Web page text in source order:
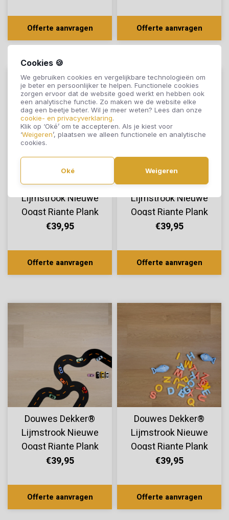
Cookies 🍪
We gebruiken cookies en vergelijkbare technologieën om
je beter en persoonlijker te helpen. Functionele cookies
zorgen ervoor dat de website goed werkt en hebben ook
een analytische functie. Zo maken we de website elke
dag een beetje beter. Wil je meer weten? Lees dan onze
cookie- en privacyverklaring.
Klik op ‘Oké’ om te accepteren. Als je kiest voor
‘Weigeren’, plaatsen we alleen functionele en analytische
cookies.
Oké Weigeren
Offerte aanvragen Offerte aanvragen
Douwes Dekker®
Lijmstrook Nieuwe
Oogst Riante Plank
Abrikoos 10802
€39,95
Offerte aanvragen
Douwes Dekker®
Lijmstrook Nieuwe
Oogst Riante Plank
Aardbei 10800
€39,95
Offerte aanvragen
Douwes Dekker®
Lijmstrook Nieuwe
Oogst Riante Plank
Sinaasappel 10826
€39,95
Offerte aanvragen
Douwes Dekker®
Lijmstrook Nieuwe
Oogst Riante Plank
Perzik 10824
€39,95
Offerte aanvragen